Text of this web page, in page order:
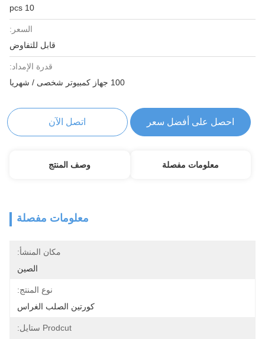
10 pcs
السعر:
قابل للتفاوض
قدرة الإمداد:
100 جهاز كمبيوتر شخصى / شهريا
احصل على أفضل سعر اتصل الآن
معلومات مفصلة وصف المنتج
معلومات مفصلة
مكان المنشأ:
الصين
نوع المنتج:
كورتين الصلب الغراس
Prodcut ستايل: